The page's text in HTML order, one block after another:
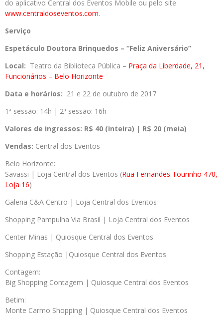
do aplicativo Central dos Eventos Mobile ou pelo site
www.centraldoseventos.com.
Serviço
Espetáculo Doutora Brinquedos – “Feliz Aniversário”
Local: Teatro da Biblioteca Pública – Praça da Liberdade, 21,
Funcionários – Belo Horizonte
Data e horários: 21 e 22 de outubro de 2017
1ª sessão: 14h | 2ª sessão: 16h
Valores de ingressos: R$ 40 (inteira) | R$ 20 (meia)
Vendas: Central dos Eventos
Belo Horizonte:
Savassi | Loja Central dos Eventos (Rua Fernandes Tourinho 470,
Loja 16)
Galeria C&A Centro | Loja Central dos Eventos
Shopping Pampulha Via Brasil | Loja Central dos Eventos
Center Minas | Quiosque Central dos Eventos
Shopping Estação |Quiosque Central dos Eventos
Contagem:
Big Shopping Contagem | Quiosque Central dos Eventos
Betim:
Monte Carmo Shopping | Quiosque Central dos Eventos